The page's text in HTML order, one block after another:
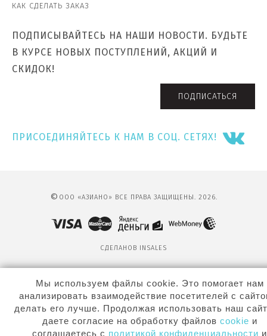
КАК СДЕЛАТЬ ЗАКАЗ
ПОДПИСЫВАЙТЕСЬ НА НАШИ НОВОСТИ. БУДЬТЕ
В КУРСЕ НОВЫХ ПОСТУПЛЕНИЙ, АКЦИЙ И
СКИДОК!
ПОДПИСАТЬСЯ
ПРИСОЕДИНЯЙТЕСЬ К НАМ В СОЦ. СЕТЯХ!
© ООО «АЗИАНО» ВСЕ ПРАВА ЗАЩИЩЕНЫ. 2026.
СДЕЛАНО В INSALES
Мы используем файлы cookie. Это помогает нам
анализировать взаимодействие посетителей с
делать его лучше. Продолжая использовать наш
даете согласие на обработку файлов cookie и
соглашаетесь с политикой конфиденциальности и